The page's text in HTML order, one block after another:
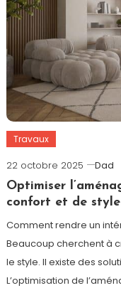
Travaux
22 octobre 2025
Dad
Optimiser
confort et de style
Comment rendre un
Beaucoup cherchent à
le style. Il existe des
L’optimisation de